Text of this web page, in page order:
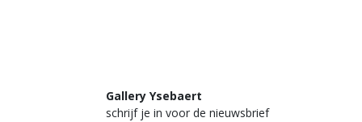
Gallery Ysebaert
schrijf je in voor de nieuwsbrief